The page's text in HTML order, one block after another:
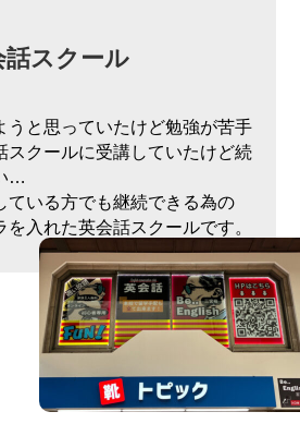
スクール
うと思っていたけど勉強が苦手
スクールに受講していたけど続
…
ている方でも継続できる為の
を入れた英会話スクールです。